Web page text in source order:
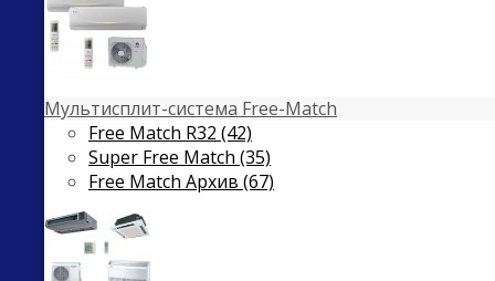
Мультисплит-система Free-Match
Free Match R32 (42)
Super Free Match (35)
Free Match Архив (67)